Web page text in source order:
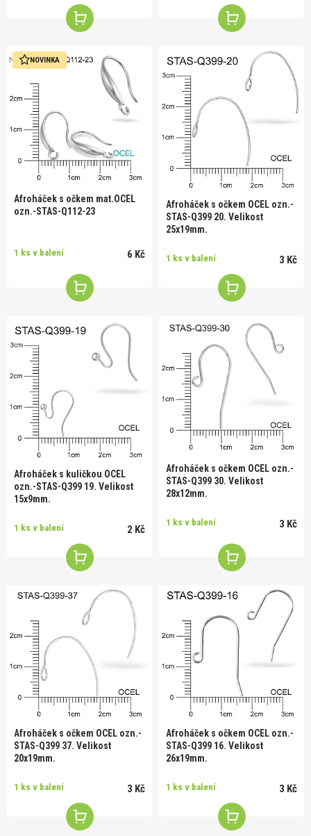
NOVINKA
Afroháček s očkem mat.OCEL
ozn.-STAS-Q112-23
1 ks v balení 6 Kč
Afroháček s očkem OCEL ozn.-
STAS-Q399 20. Velikost
25x19mm.
1 ks v balení 3 Kč
Afroháček s kuličkou OCEL
ozn.-STAS-Q399 19. Velikost
15x9mm.
1 ks v balení 2 Kč
Afroháček s očkem OCEL ozn.-
STAS-Q399 30. Velikost
28x12mm.
1 ks v balení 3 Kč
Afroháček s očkem OCEL ozn.-
STAS-Q399 37. Velikost
20x19mm.
1 ks v balení 3 Kč
Afroháček s očkem OCEL ozn.-
STAS-Q399 16. Velikost
26x19mm.
1 ks v balení 3 Kč